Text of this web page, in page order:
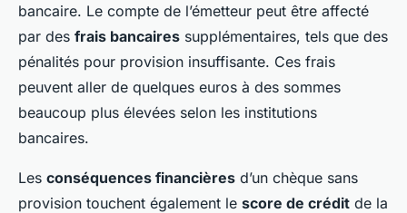
bancaire. Le compte de l’émetteur peut être affecté
par des frais bancaires supplémentaires, tels que des
pénalités pour provision insuffisante. Ces frais
peuvent aller de quelques euros à des sommes
beaucoup plus élevées selon les institutions
bancaires.
Les conséquences financières d’un chèque sans
provision touchent également le score de crédit de la